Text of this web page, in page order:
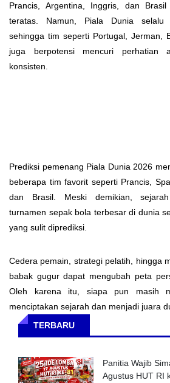
Prancis, Argentina, Inggris, dan
teratas. Namun, Piala Dunia selalu
sehingga tim seperti Portugal, Jerman,
juga berpotensi mencuri perhatian
konsisten.
Prediksi pemenang Piala Dunia 2026
beberapa tim favorit seperti Prancis,
dan Brasil. Meski demikian,
turnamen sepak bola terbesar di dunia
yang sulit diprediksi.
Cedera pemain, strategi pelatih, hingga
babak gugur dapat mengubah peta
Oleh karena itu, siapa pun masih
menciptakan sejarah dan menjadi juara
TERBARU
Panitia Wajib
Agustus HUT RI